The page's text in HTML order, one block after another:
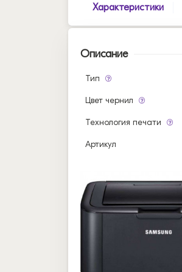
Характеристики
Описание
Тип
Цвет чернил
Технология печати
Артикул